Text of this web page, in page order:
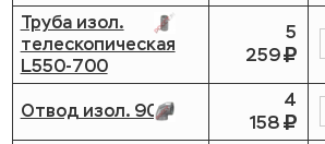
Труба изол.
телескопическая
L550-700
5
259
Отвод изол. 90
4
158